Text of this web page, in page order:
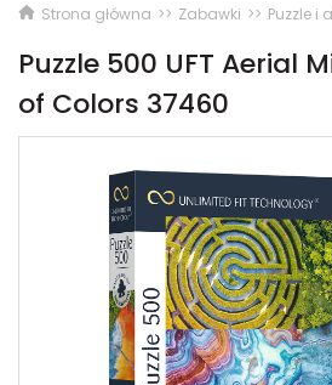
Strona główna Zabawki Puzzle i
Puzzle 500 UFT Aerial
of Colors 37460